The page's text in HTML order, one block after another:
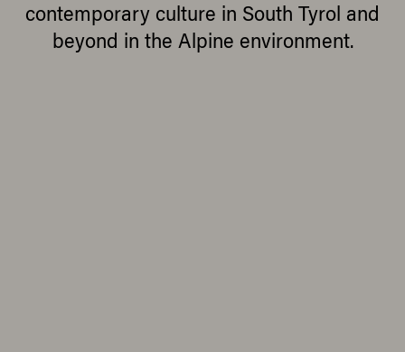
contemporary culture in South Tyrol and
beyond in the Alpine environment.